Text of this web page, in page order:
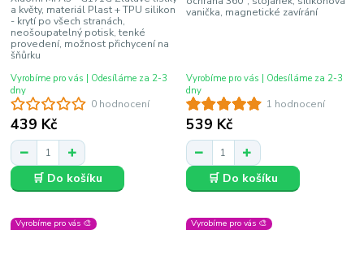
0 hodnocení
a květy, materiál Plast + TPU silikon
- krytí po všech stranách,
neošoupatelný potisk, tenké
provedení, možnost přichycení na
šňůrku
439 Kč
Vyrobíme pro vás | Odesíláme za 2-3
dny
🛒 Do košíku
1 hodnocení
vanička, magnetické zavírání
539 Kč
Vyrobíme pro vás | Odesíláme za 2-3
dny
🛒 Do košíku
Vyrobíme pro vás 🎨 Vyrobíme pro vás 🎨